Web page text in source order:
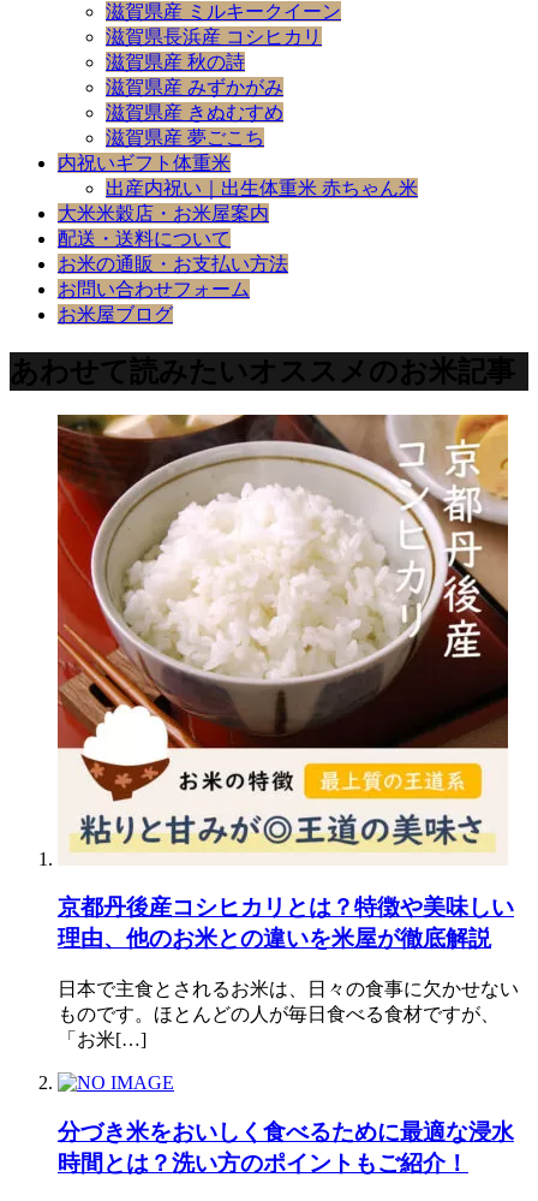
滋賀県産 ミルキークイーン
滋賀県長浜産 コシヒカリ
滋賀県産 秋の詩
滋賀県産 みずかがみ
滋賀県産 きぬむすめ
滋賀県産 夢ごこち
内祝いギフト体重米
出産内祝い｜出生体重米 赤ちゃん米
大米米穀店・お米屋案内
配送・送料について
お米の通販・お支払い方法
お問い合わせフォーム
お米屋ブログ
あわせて読みたいオススメのお米記事
京都丹後産コシヒカリとは？特徴や美味しい
理由、他のお米との違いを米屋が徹底解説
日本で主食とされるお米は、日々の食事に欠かせない
ものです。ほとんどの人が毎日食べる食材ですが、
「お米[…]
分づき米をおいしく食べるために最適な浸水
時間とは？洗い方のポイントもご紹介！